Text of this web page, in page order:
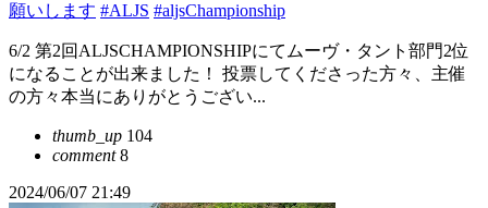
願いします #ALJS #aljsChampionship
6/2 第2回ALJSCHAMPIONSHIPにてムーヴ・タント部門2位
になることが出来ました！ 投票してくださった方々、主催
の方々本当にありがとうござい...
thumb_up 104
comment8
2024/06/07 21:49